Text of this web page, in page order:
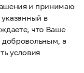
и принимаю
в
что Ваше
добровольным, а
условия